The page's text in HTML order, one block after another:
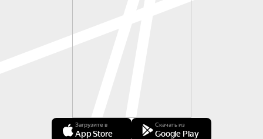
Загрузите в
App Store
Скачать из
Google Play